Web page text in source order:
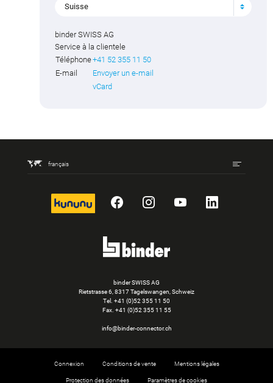
Suisse
binder SWISS AG
Service à la clientele
Téléphone+41 52 355 11 50
E-mail
Envoyer un e-mail
vCard
français
kununu FacebookInstagram
YouTubeLinkedIn
binder SWISS AG
Rietstrasse 6, 8317 Tagelswangen, Schweiz
Tel. +41 (0)52 355 11 50
Fax. +41 (0)52 355 11 55
info@binder-connector.ch
Connexion Conditions de vente Mentions légales
Protection des données Paramètres de cookies